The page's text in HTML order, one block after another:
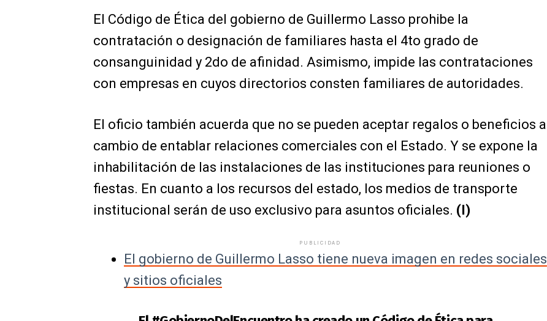
El Código de Ética del gobierno de Guillermo Lasso prohibe la
contratación o designación de familiares hasta el 4to grado de
consanguinidad y 2do de afinidad. Asimismo, impide las contrataciones
con empresas en cuyos directorios consten familiares de autoridades.
El oficio también acuerda que no se pueden aceptar regalos o beneficios a
cambio de entablar relaciones comerciales con el Estado. Y se expone la
inhabilitación de las instalaciones de las instituciones para reuniones o
fiestas. En cuanto a los recursos del estado, los medios de transporte
institucional serán de uso exclusivo para asuntos oficiales. (I)
PUBLICIDAD
El gobierno de Guillermo Lasso tiene nueva imagen en redes sociales
y sitios oficiales